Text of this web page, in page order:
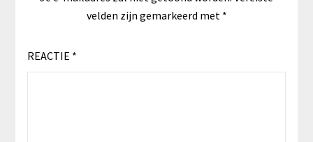
velden zijn gemarkeerd met *
REACTIE *